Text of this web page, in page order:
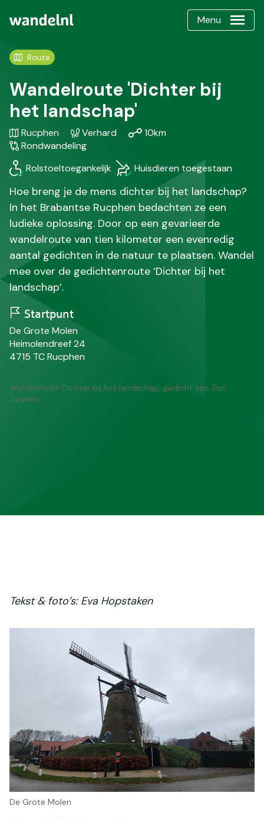
Menu
Route
Wandelroute 'Dichter bij
het landschap'
Gebied
/
Regio
Rucphen Karakteristiek
Verhard Afstand
10km
Rondwandeling
Rolstoeltoegankelijk
Huisdieren toegestaan
Hoe breng je de mens dichter bij het landschap?
In het Brabantse Rucphen bedachten ze een
ludieke oplossing. Door op een gevarieerde
wandelroute van tien kilometer een evenredig
aantal gedichten in de natuur te plaatsen. Wandel
mee over de gedichtenroute ‘Dichter bij het
landschap’.
Startpunt
N
a
a
De Grote Molen
S
t
a
a
Heimolendreef 24
P
s
t
4715 TCP
Rucphen
Wandelroute Dichter bij het landschap; gedicht van Ton
Jaspers.
Tekst & foto’s: Eva Hopstaken
De Grote Molen